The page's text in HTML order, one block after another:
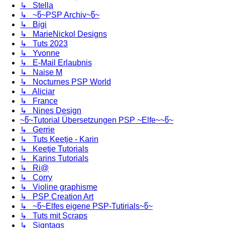
↳ Stella
↳ ~წ~PSP Archiv~წ~
↳ Bigi
↳ MarieNickol Designs
↳ Tuts 2023
↳ Yvonne
↳ E-Mail Erlaubnis
↳ Naise M
↳ Nocturnes PSP World
↳ Aliciar
↳ France
↳ Nines Design
~წ~Tutorial Übersetzungen PSP ~Elfe~~წ~
↳ Gerrie
↳ Tuts Keetje - Karin
↳ Keetje Tutorials
↳ Karins Tutorials
↳ Ri@
↳ Corry
↳ Violine graphisme
↳ PSP Creation Art
↳ ~წ~Elfes eigene PSP-Tutirials~წ~
↳ Tuts mit Scraps
↳ Signtags